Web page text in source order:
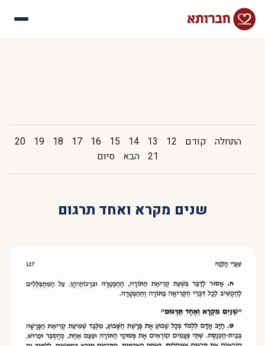
התחלה קודם 12
13
14
15
16
17
18
19
20
21 הבא סיום
שנים מקרא ואחד תרגום